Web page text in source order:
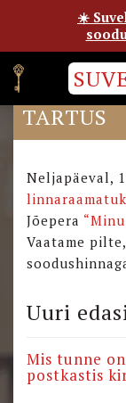
“MINU
TARTUS
Neljapäeval,
Jõepera
Vaatame
Uuri
Mis tunne
postkastis
☀️